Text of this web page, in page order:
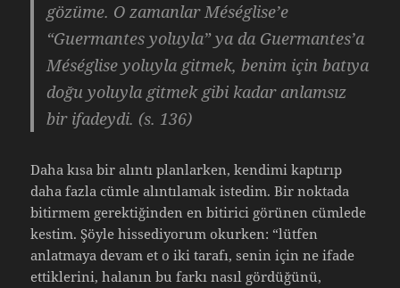
gözüme. O zamanlar Méséglise’e
“Guermantes yoluyla” ya da Guermantes’a
Méséglise yoluyla gitmek, benim için batıya
doğu yoluyla gitmek gibi kadar anlamsız
bir ifadeydi. (s. 136)
Daha kısa bir alıntı planlarken, kendimi kaptırıp
daha fazla cümle alıntılamak istedim. Bir noktada
bitirmem gerektiğinden en bitirici görünen cümlede
kestim. Şöyle hissediyorum okurken: “lütfen
anlatmaya devam et o iki tarafı, senin için ne ifade
ettiklerini, halanın bu farkı nasıl gördüğünü,